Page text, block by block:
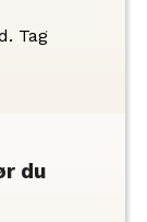
Tag
du